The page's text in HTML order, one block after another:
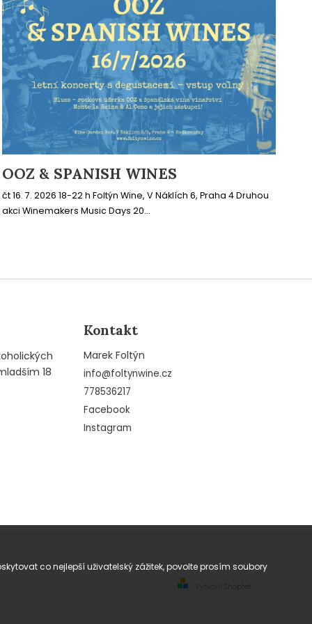
co nejlepší uživatelský zážitek, povolte prosím soubory
OOZ & SPANISH WINES
čt 16. 7. 2026 18-22 h Foltýn Wine, V Náklích 6, Praha 4 Druhou
akci Winemakers Music Days 20...
18
Kontakt
Marek Foltýn
info@foltynwine.cz
778536217
Facebook
Instagram
Vytvořil Shoptet